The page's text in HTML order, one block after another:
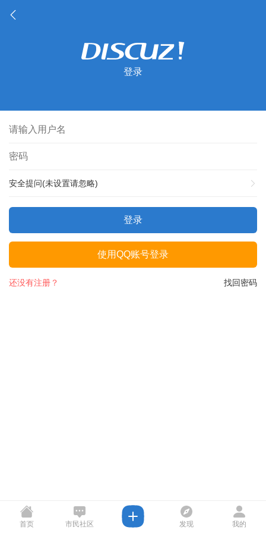
登录
安全提问(未设置请忽略)
登录
使用QQ账号登录
找回密码
还没有注册？
首页 市民社区 发现 我的